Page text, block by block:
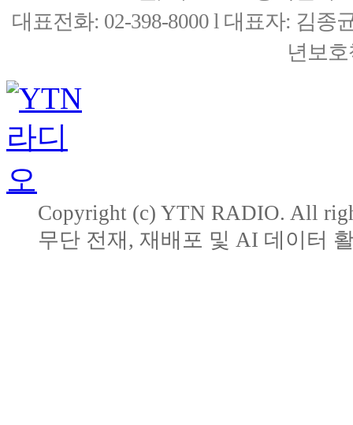
대표전화: 02-398-8000 l 대표자: 김종
년보
Copyright (c) YTN RADIO. All
무단 전재, 재배포 및 AI 데이터